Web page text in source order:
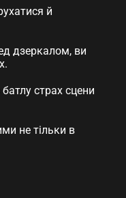
й
дзеркалом, ви
страх сцени
не тільки в